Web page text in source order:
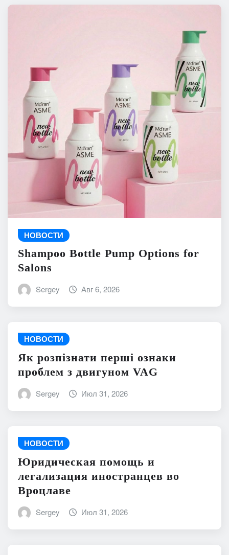
НОВОСТИ
Shampoo Bottle Pump Options for
Salons
Sergey Авг 6, 2026
НОВОСТИ
Як розпізнати перші ознаки
проблем з двигуном VAG
Sergey Июл 31, 2026
НОВОСТИ
Юридическая помощь и
легализация иностранцев во
Вроцлаве
Sergey Июл 31, 2026